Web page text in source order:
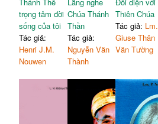
trọng tâm đời
sống của tôi
Tác giả:
Henri J.M.
Nouwen
Chúa Thánh
Thần
Tác giả:
Nguyễn Văn
Thành
Thiên Chúa
Tác giả: Lm.
Giuse Thân
Văn Tường